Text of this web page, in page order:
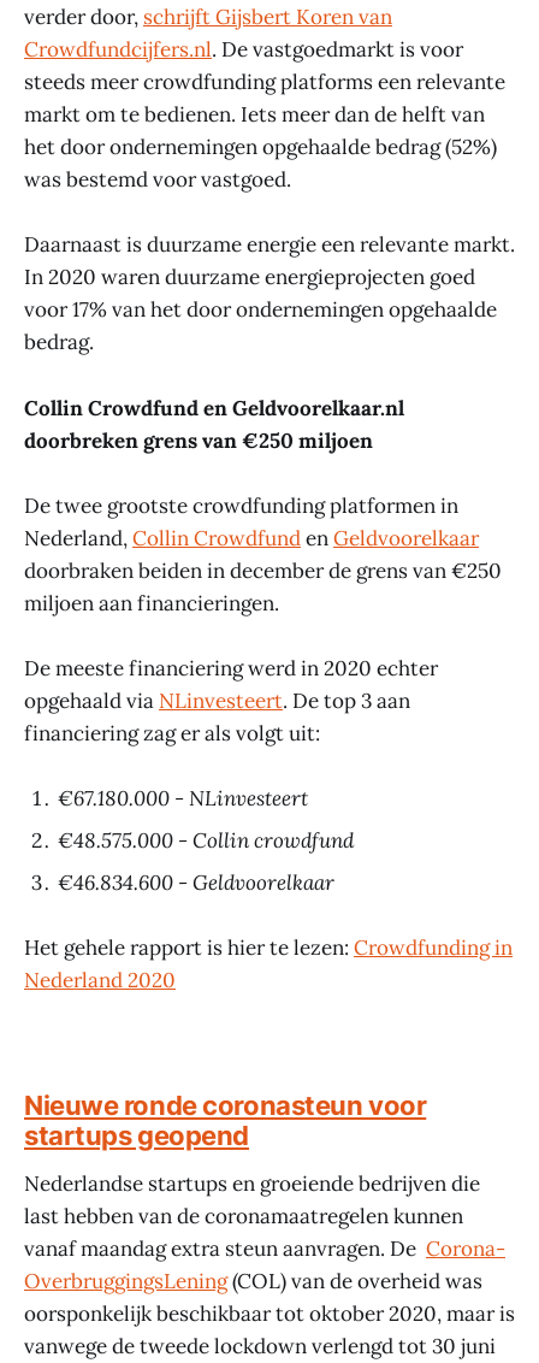
verder door, schrijft Gijsbert Koren van
Crowdfundcijfers.nl. De vastgoedmarkt is voor
steeds meer crowdfunding platforms een relevante
markt om te bedienen. Iets meer dan de helft van
het door ondernemingen opgehaalde bedrag (52%)
was bestemd voor vastgoed.
Daarnaast is duurzame energie een relevante markt.
In 2020 waren duurzame energieprojecten goed
voor 17% van het door ondernemingen opgehaalde
bedrag.
Collin Crowdfund en Geldvoorelkaar.nl
doorbreken grens van €250 miljoen
De twee grootste crowdfunding platformen in
Nederland,Collin CrowdfundenGeldvoorelkaar
doorbraken beiden in december de grens van €250
miljoen aan financieringen.
De meeste financiering werd in 2020 echter
opgehaald via NLinvesteert. De top 3 aan
financiering zag er als volgt uit:
€67.180.000 - NLinvesteert
€48.575.000 - Collin crowdfund
€46.834.600 - Geldvoorelkaar
Het gehele rapport is hier te lezen: Crowdfunding in
Nederland 2020
Nieuwe ronde coronasteun voor
startups geopend
Nederlandse startups en groeiende bedrijven die
last hebben van de coronamaatregelen kunnen
vanaf maandag extra steun aanvragen. De Corona-
OverbruggingsLening(COL) van de overheid was
oorsponkelijk beschikbaar tot oktober 2020, maar is
vanwege de tweede lockdown verlengd tot 30 juni